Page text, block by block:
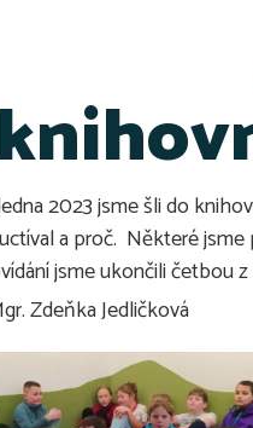
2023 jsme šli do
a proč. Některé
jsme ukončili četbou
Zdeňka Jedličková